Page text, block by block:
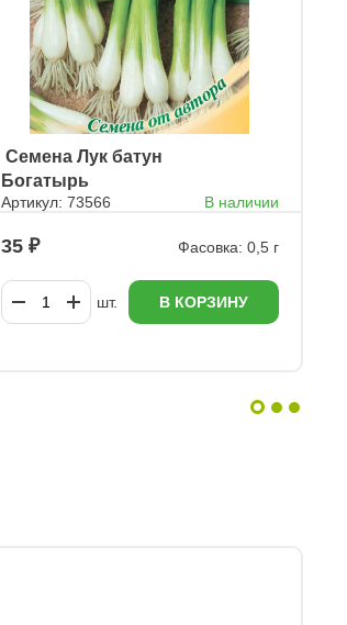
ㅤ Семена Лук батун
Богатырь
Артикул: 73566 В наличии
35 Фасовка: 0,5 г
шт. В КОРЗИНУ